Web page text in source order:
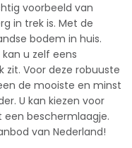
voorbeeld van
in trek is. Met de
bodem in huis.
u zelf eens
zit. Voor deze robuuste
de mooiste en minst
U kan kiezen voor
beschermlaagje.
van Nederland!